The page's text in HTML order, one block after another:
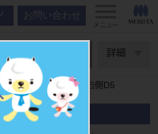
お問い合わせ
メニュー
詳細
一乳臼歯用 上顎右側D5